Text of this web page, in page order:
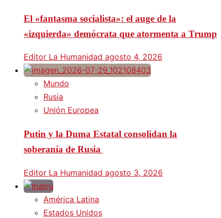
El «fantasma socialista»: el auge de la
«izquierda» demócrata que atormenta a Trump
Editor La Humanidad agosto 4, 2026
Mundo
Rusia
Unión Europea
Putin y la Duma Estatal consolidan la
soberanía de Rusia
Editor La Humanidad agosto 3, 2026
América Latina
Estados Unidos